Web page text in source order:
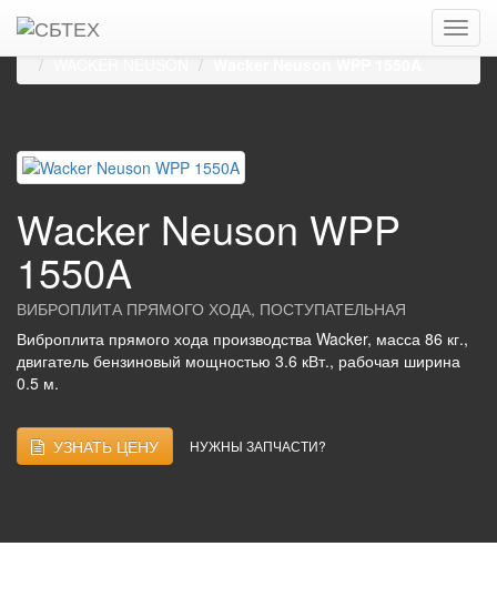
Главная
Виброплиты прямого хода, поступательные
Wacker Neuson WPP
1550A
ВИБРОПЛИТА ПРЯМОГО ХОДА, ПОСТУПАТЕЛЬНАЯ
Виброплита прямого хода производства Wacker, масса 86 кг.,
двигатель бензиновый мощностью 3.6 кВт., рабочая ширина
0.5 м.
УЗНАТЬ ЦЕНУ НУЖНЫ ЗАПЧАСТИ?